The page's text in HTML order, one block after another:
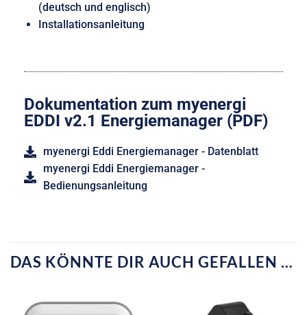
(deutsch und englisch)
Installationsanleitung
Dokumentation zum myenergi
EDDI v2.1 Energiemanager (PDF)
myenergi Eddi Energiemanager - Datenblatt
myenergi Eddi Energiemanager -
Bedienungsanleitung
DAS KÖNNTE DIR AUCH GEFALLEN …